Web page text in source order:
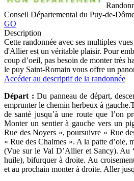
Conseil Départemental du Puy-de-
GO
Description
Cette randonnée avec ses multiples
d'Allier est un véritable plaisir. Pour
coup d’oeil, pas besoin de monter très
le puy Saint-Romain vous offre un
Accéder au descriptif de la randonnée
Départ : Du panneau de départ,
emprunter le chemin herbeux à
de santé jusqu’à une route que l’on
Monter un sentier à gauche vers un
Rue des Noyers », poursuivre « Rue
« Rue des Chalmes ». A la patte d’oie,
(Vue sur le Val D’Allier et Sancy). Au
huile), bifurquer à droite. Au
et au prochain monter à droite. Aller